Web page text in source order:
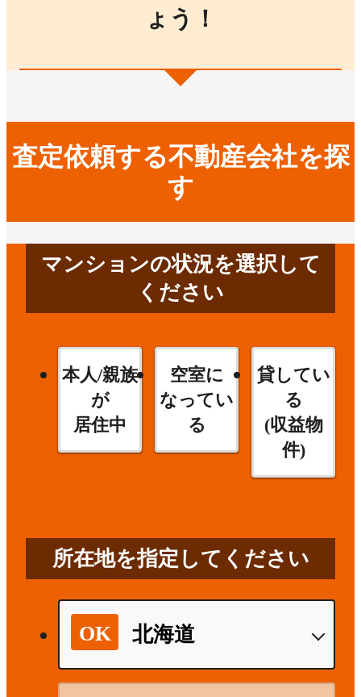
ょう！
査定依頼する不動産会社を探
す
マンションの状況を選択して
ください
本人/親族
が
居住中
空室に
なってい
る
貸してい
る
(収益物
件)
所在地を指定してください